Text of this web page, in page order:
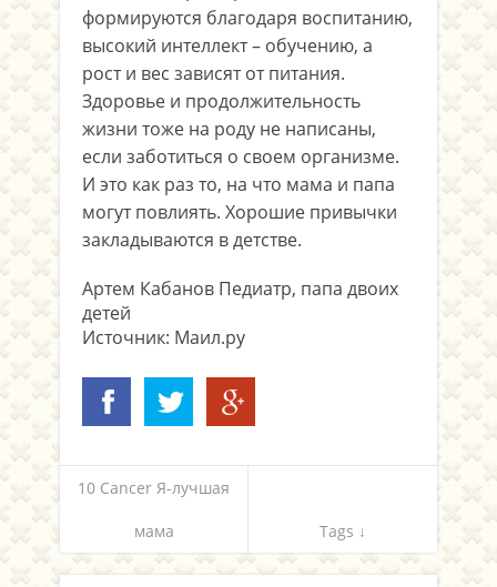
формируются благодаря воспитанию,
высокий интеллект – обучению, а
рост и вес зависят от питания.
Здоровье и продолжительность
жизни тоже на роду не написаны,
если заботиться о своем организме.
И это как раз то, на что мама и папа
могут повлиять. Хорошие привычки
закладываются в детстве.
Артем Кабанов Педиатр, папа двоих
детей
Источник: Маил.ру
10 Cancer Я-лучшая
мама Tags ↓